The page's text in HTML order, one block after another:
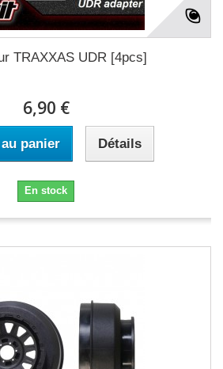
TRAXXAS UDR [4pcs]
6,90 €
panier Détails
En stock